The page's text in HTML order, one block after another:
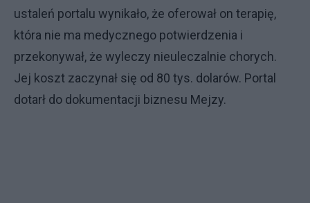
ustaleń portalu wynikało, że oferował on terapię,
która nie ma medycznego potwierdzenia i
przekonywał, że wyleczy nieuleczalnie chorych.
Jej koszt zaczynał się od 80 tys. dolarów. Portal
dotarł do dokumentacji biznesu Mejzy.